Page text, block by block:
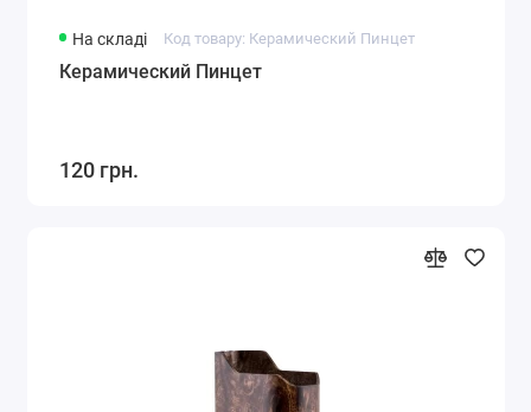
На складі Код товару: Керамический Пинцет
Керамический Пинцет
120 грн.